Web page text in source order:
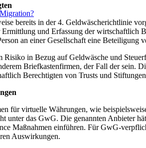
bereits in der 4. Geldwäscherichtlinie
und Erfassung der
an einer Gesellschaft eine Beteiligung
in Bezug auf Geldwäsche und
Briefkastenfirmen, der Fall der sein.
Berechtigten von Trusts und
für virtuelle Währungen, wie
unter das GwG. Die genannten Anbieter
Maßnahmen einführen. Für GwG-
Auswirkungen.